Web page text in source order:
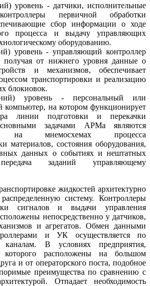
уровень - датчики, исполнительные
первичной обработки
сбор информации о ходе
процесса и выдачу управляющих
оборудованию.
уровень - управляющий контроллер
от нижнего уровня данные о
и механизмов, обеспечивает
транспортировки и реализацию
блокиовок.
уровень - персональный или
на котором функционирует
линии подготовки и перекачки
задачами АРМа являются
на мнемосхемах процесса
материалов, состояния оборудования,
данных о событиях и нештатных
заданий управляющему
жидкостей архитектурно
систему. Контроллеры
сигналов и выдачи управления
непосредственно у датчиков,
и агрегатов. Обмен данными
и УК осуществляется по
каналам. В условиях предприятия,
которого расположены на большом
и от операторского поста, подобное
преимущества по сравнению с
Отпадает необходимость